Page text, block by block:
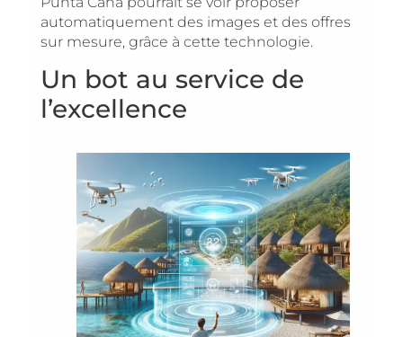
automatiquement des images et des offres
sur mesure, grâce à cette technologie.
Un bot au service de
l’excellence